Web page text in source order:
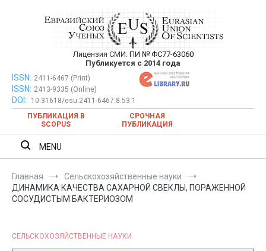
Евразийский Союз Ученых —
публикация научных статей в
ежемесячном научном журнале
Лицензия СМИ: ПИ № ФС77-63060
Публикуется с 2014 года
Евразийский Союз Ученых — публикация научных статей в
ежемесячном научном журнале
ISSN: 2411-6467 (Print)
ISSN: 2413-9335 (Online)
DOI:
10.31618/esu.2411-6467.8.53.1
ПУБЛИКАЦИЯ В
SCOPUS
СРОЧНАЯ
ПУБЛИКАЦИЯ
MENU
Главная
Сельскохозяйственные науки
ДИНАМИКА КАЧЕСТВА САХАРНОЙ СВЕКЛЫ, ПОРАЖЕННОЙ
СОСУДИСТЫМ БАКТЕРИОЗОМ
СЕЛЬСКОХОЗЯЙСТВЕННЫЕ НАУКИ